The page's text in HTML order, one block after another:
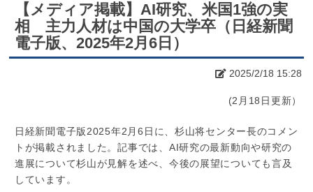
【メディア掲載】AI研究、米国1強の実
相 主力人材は中国の大学卒（日経新聞
電子版、2025年2月6日）
2025/2/18 15:28
(2月18日更新）
日経新聞電子版2025年2月6日に、杉山将センター長のコメン
トが掲載されました。記事では、AI研究の最新動向や研究の
進展について杉山が見解を述べ、今後の展望についても言及
しています。